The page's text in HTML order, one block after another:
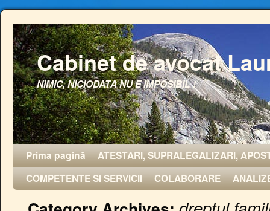
Cabinet de avocat
NIMIC, NICIODATA NU E IMPOSIBIL !
Prima pagină
ATESTARI, SUPRALEGALIZARI,
COMPETENTE SI SERVICII
COLABORARE